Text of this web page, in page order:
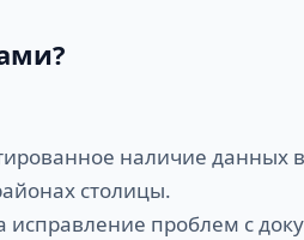
наличие данных
столицы.
исправление проблем с